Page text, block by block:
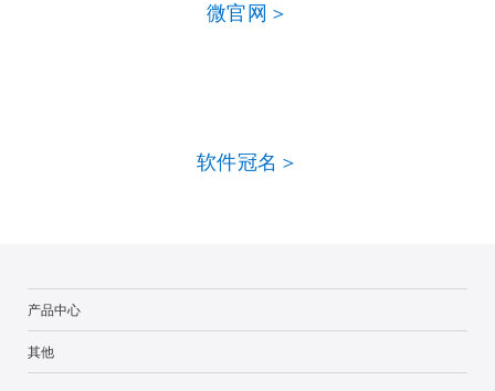
微官网＞
软件冠名＞
产品中心
其他